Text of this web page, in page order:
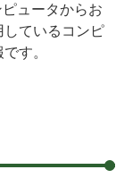
ュータからお
ているコンピ
す。